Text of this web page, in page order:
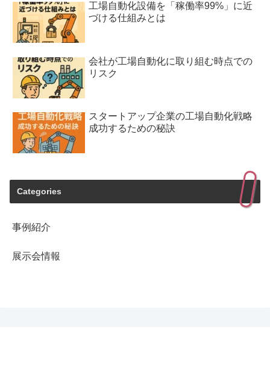
工場自動化設備を「稼働率99%」に近
づける仕組みとは
会社が工場自動化に取り組む時点での
リスク
スタートアップ企業の工場自動化戦略
成功するための秘訣
Categories
事例紹介
展示会情報